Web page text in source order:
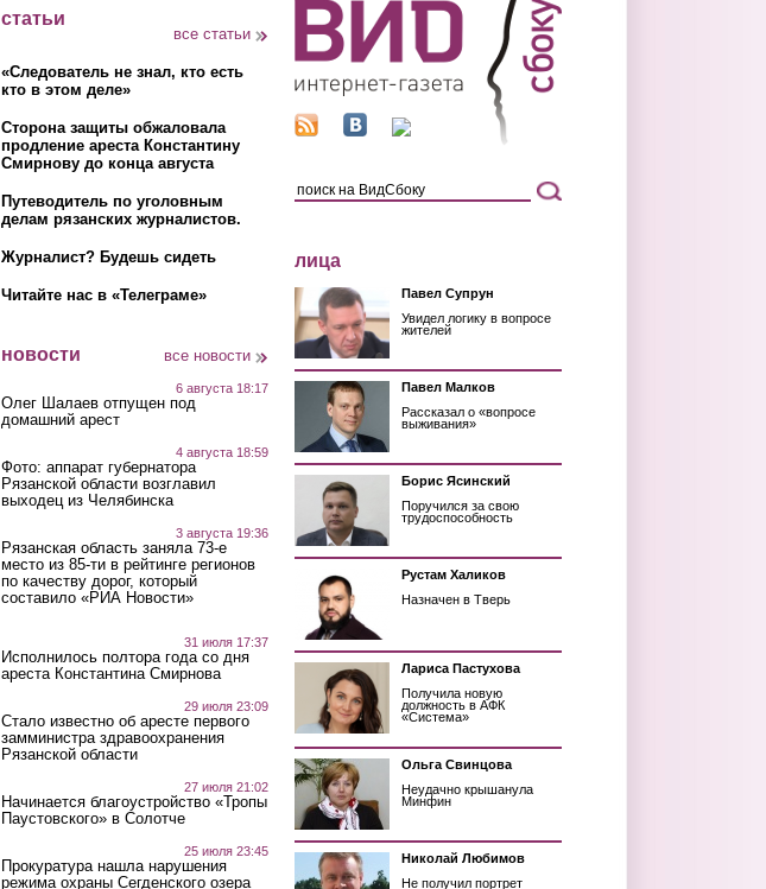
статьи
все статьи
«Следователь не знал, кто есть
кто в этом деле»
Сторона защиты обжаловала
продление ареста Константину
Смирнову до конца августа
Путеводитель по уголовным
делам рязанских журналистов.
Журналист? Будешь сидеть
Читайте нас в «Телеграме»
новости все новости
6 августа 18:17
Олег Шалаев отпущен под
домашний арест
4 августа 18:59
Фото: аппарат губернатора
Рязанской области возглавил
выходец из Челябинска
3 августа 19:36
Рязанская область заняла 73-е
место из 85-ти в рейтинге регионов
по качеству дорог, который
составило «РИА Новости»
31 июля 17:37
Исполнилось полтора года со дня
ареста Константина Смирнова
29 июля 23:09
Стало известно об аресте первого
замминистра здравоохранения
Рязанской области
27 июля 21:02
Начинается благоустройство «Тропы
Паустовского» в Солотче
25 июля 23:45
Прокуратура нашла нарушения
режима охраны Сегденского озера
лица
Павел Супрун
Увидел логику в вопросе
жителей
Павел Малков
Рассказал о «вопросе
выживания»
Борис Ясинский
Поручился за свою
трудоспособность
Рустам Халиков
Назначен в Тверь
Лариса Пастухова
Получила новую
должность в АФК
«Система»
Ольга Свинцова
Неудачно крышанула
Минфин
Николай Любимов
Не получил портрет